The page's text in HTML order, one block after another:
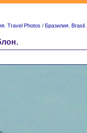
Travel Photos / Бразилия. Brasil.